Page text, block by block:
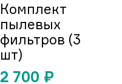
Комплект
пылевых
фильтров (3
шт)
2 700 ₽